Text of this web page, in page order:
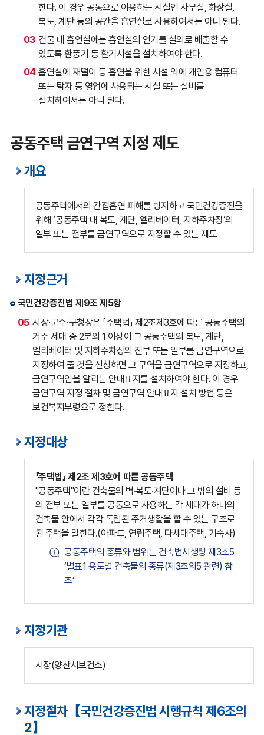
한다. 이 경우 공동으로 이용하는 시설인 사무실, 화장실,
복도, 계단 등의 공간을 흡연실로 사용하여서는 아니 된다.
03 건물 내 흡연실에는 흡연실의 연기를 실외로 배출할 수
있도록 환풍기 등 환기시설을 설치하여야 한다.
04 흡연실에 재떨이 등 흡연을 위한 시설 외에 개인용 컴퓨터
또는 탁자 등 영업에 사용되는 시설 또는 설비를
설치하여서는 아니 된다.
공동주택 금연구역 지정 제도
개요
공동주택에서의 간접흡연 피해를 방지하고 국민건강증진을
위해 ‘공동주택 내 복도, 계단, 엘리베이터, 지하주차장’의
일부 또는 전부를 금연구역으로 지정할 수 있는 제도
지정근거
국민건강증진법 제9조 제5항
05 시장·군수·구청장은 「주택법」 제2조제3호에 따른 공동주택의
거주 세대 중 2분의 1 이상이 그 공동주택의 복도, 계단,
엘리베이터 및 지하주차장의 전부 또는 일부를 금연구역으로
지정하여 줄 것을 신청하면 그 구역을 금연구역으로 지정하고,
금연구역임을 알리는 안내표지를 설치하여야 한다. 이 경우
금연구역 지정 절차 및 금연구역 안내표지 설치 방법 등은
보건복지부령으로 정한다.
지정대상
「주택법」 제2조 제3호에 따른 공동주택
"공동주택"이란 건축물의 벽·복도·계단이나 그 밖의 설비 등
의 전부 또는 일부를 공동으로 사용하는 각 세대가 하나의
건축물 안에서 각각 독립된 주거생활을 할 수 있는 구조로
된 주택을 말한다.(아파트, 연립주택, 다세대주택, 기숙사)
공동주택의 종류와 범위는 건축법시행령 제3조5
‘별표1 용도별 건축물의 종류(제3조의5 관련) 참
조’
지정기관
시장(양산시보건소)
지정절차【국민건강증진법 시행규칙 제6조의
2】